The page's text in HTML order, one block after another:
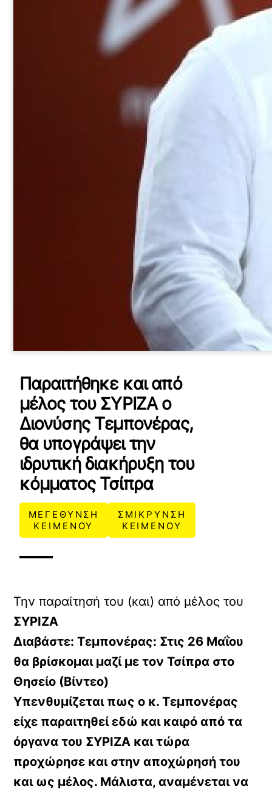
Παραιτήθηκε και από
μέλος του ΣΥΡΙΖΑ ο
Διονύσης Τεμπονέρας,
θα υπογράψει την
ιδρυτική διακήρυξη του
κόμματος Τσίπρα
ΜΕΓΕΘΥΝΣΗ
ΚΕΙΜΕΝΟΥ
ΣΜΙΚΡΥΝΣΗ
ΚΕΙΜΕΝΟΥ
Την παραίτησή του (και) από μέλος του
ΣΥΡΙΖΑ
Διαβάστε: Τεμπονέρας: Στις 26 Μαΐου
θα βρίσκομαι μαζί με τον Τσίπρα στο
Θησείο (Βίντεο)
Υπενθυμίζεται πως ο κ. Τεμπονέρας
είχε παραιτηθεί εδώ και καιρό από τα
όργανα του ΣΥΡΙΖΑ και τώρα
προχώρησε και στην αποχώρησή του
και ως μέλος. Μάλιστα, αναμένεται να